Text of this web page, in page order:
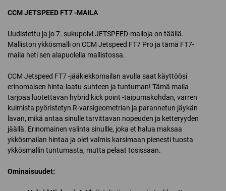
CCM JETSPEED FT7 -MAILA
Uudistettu ja jo 7. sukupolvi JETSPEED-mailoja on täällä.
Malliston ykkösmalli on CCM Jetspeed FT7 Pro ja tämä FT7-
maila heti sen alapuolella mallistossa.
CCM Jetspeed FT7 -jääkiekkomailan avulla saat käyttöösi
erinomaisen hinta-laatu-suhteen ja tuntuman! Tämä maila
tarjoaa luotettavan hybrid kick point -taipumakohdan, varren
kulmista pyöristetyn R-varsigeometrian ja parannetun jäykän
lavan, mikä antaa sinulle tarvittavan nopeuden ja ketteryyden
jäällä. Erinomainen valinta sinullle, joka et halua maksaa
ykkösmailan hintaa ja olet valmis karsimaan pienesti tuosta
ykkösmallin tuntumasta, mutta pelaat tosissaan.
Ominaisuudet: